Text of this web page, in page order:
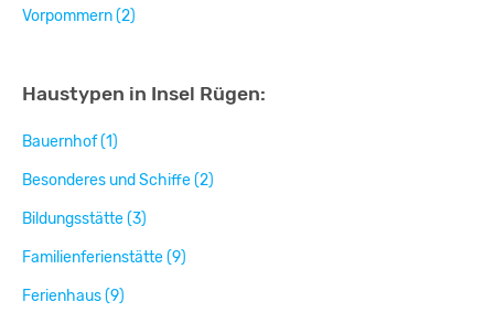
Vorpommern (2)
Haustypen in Insel Rügen:
Bauernhof (1)
Besonderes und Schiffe (2)
Bildungsstätte (3)
Familienferienstätte (9)
Ferienhaus (9)